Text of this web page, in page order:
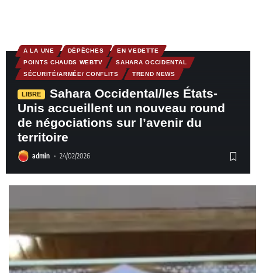
A LA UNE DÉPÊCHES
EN VEDETTE
POINTS CHAUDS WEBTV
SAHARA OCCIDENTAL
SÉCURITÉ/ARMÉE/ CONFLITS
TREND NEWS
LIBRE
Sahara Occidental/les États-
Unis accueillent un nouveau round
de négociations sur l’avenir du
territoire
admin 24/02/2026